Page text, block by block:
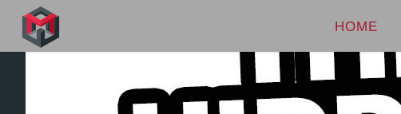
content
HOME